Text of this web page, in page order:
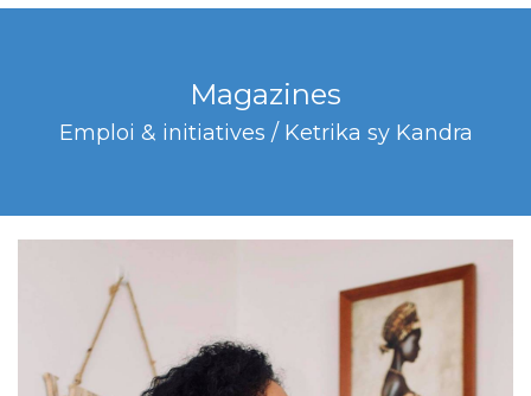
Magazines
Emploi & initiatives / Ketrika sy Kandra